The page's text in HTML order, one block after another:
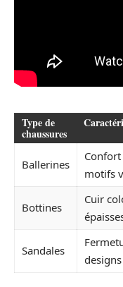
Type de
chaussures
Ballerines
motifs
Bottines
Cuir
Sandales